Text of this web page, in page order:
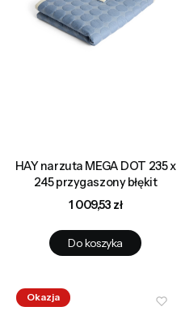
HAY narzuta MEGA DOT 235 x
245 przygaszony błękit
Cena
1 009,53 zł
Do koszyka
Okazja